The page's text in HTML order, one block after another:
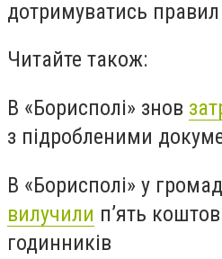
дотримуватись
Читайте також:
В «Борисполі» знов
з підробленими
В «Борисполі» у
вилучили п’ять
годинників